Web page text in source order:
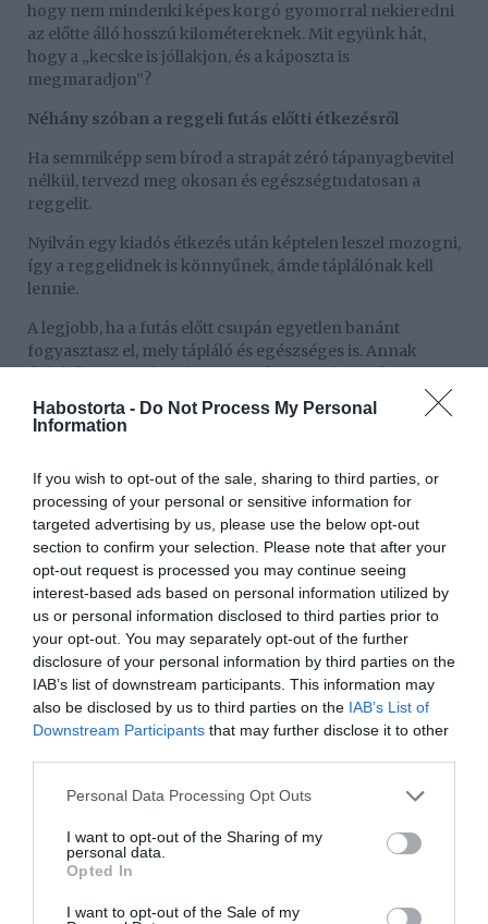
Habostorta - Do Not Process My Personal
Information
If you wish to opt-out of the sale, sharing to third parties, or
processing of your personal or sensitive information for
targeted advertising by us, please use the below opt-out
section to confirm your selection. Please note that after your
opt-out request is processed you may continue seeing
interest-based ads based on personal information utilized by
us or personal information disclosed to third parties prior to
your opt-out. You may separately opt-out of the further
disclosure of your personal information by third parties on the
IAB’s list of downstream participants. This information may
also be disclosed by us to third parties on the IAB’s List of
Downstream Participants that may further disclose it to other
Please note that this website/app uses one or more Google
not limited to your visit or usage behaviour. You may click to
grant or deny consent to Google and its third-party tags to
use your data for below specified purposes in below Google
consent section.
Personal Data Processing Opt Outs
I want to opt-out of the Sharing of my
personal data.
Opted In
I want to opt-out of the Sale of my
hogy nem mindenki képes korgó gyomorral nekieredni
az előtte álló hosszú kilométereknek. Mit együnk hát,
hogy a „kecske is jóllakjon, és a káposzta is
megmaradjon”?
Néhány szóban a reggeli futás előtti étkezésről
Ha semmiképp sem bírod a strapát zéró tápanyagbevitel
nélkül, tervezd meg okosan és egészségtudatosan a
reggelit.
Nyilván egy kiadós étkezés után képtelen leszel mozogni,
így a reggelidnek is könnyűnek, ámde táplálónak kell
lennie.
A legjobb, ha a futás előtt csupán egyetlen banánt
fogyasztasz el, mely tápláló és egészséges is. Annak
reggelid, a banánt felválthatod pl. teljes kiőrlésű keksszel
is.
nasik jó szolgálatot tehetnek. Pár falat energia és
indulhat is a menet!
Figyelem! A testedzés után fektess fokozott figyelmet a
folyadékfogyasztásra! Ha futás után reggeliznél inkább,
a fehérjékben gazdag ételek közül válogass – ezáltal
segítheted az izmaid hatékony erősödését. A zabpehely
vagy a tojás például tökéletes választásnak számítanak
reggelire.
Miért vagyunk stresszesebbek a reggeli futás előtt?
A szervezet stresszhormonja, az úgynevezett kortizol, a
reggeli órákban magas értéket ér el a szervezetben. Az
fokozott tápanyagbevitellel kezeli a stresszt, illetve a
bevitt tápanyagok elraktározására áll át.
Abban az esetben viszont, ha a stresszt jóadag
könnyedén kiiktathatjuk ezt a faktort is. A futás pedig